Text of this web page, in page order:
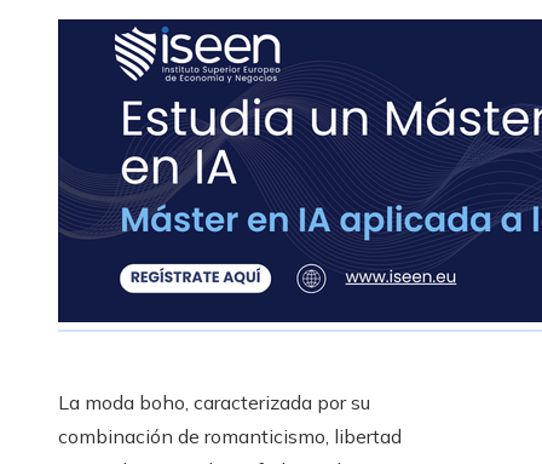
La moda boho, caracterizada por su
combinación de romanticismo, libertad